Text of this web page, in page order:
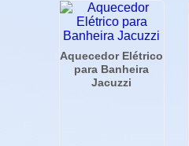
Aquecedor Elétrico
para Banheira
Jacuzzi